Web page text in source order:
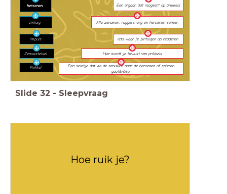
Een orgaan dat reageert op prikkels
Alle zenuwen, ruggenmerg en hersenen samen
iets waar je zintuigen op reageren
Hier wordt je bewust van prikkels
Een seintje dat via de zenuwen naar de hersenen of spieren
gaat&nbsp;
Prikkel
Zenuwstelsel
impuls
zintuig
hersenen
Slide 32 - Sleepvraag
Hoe ruik je?